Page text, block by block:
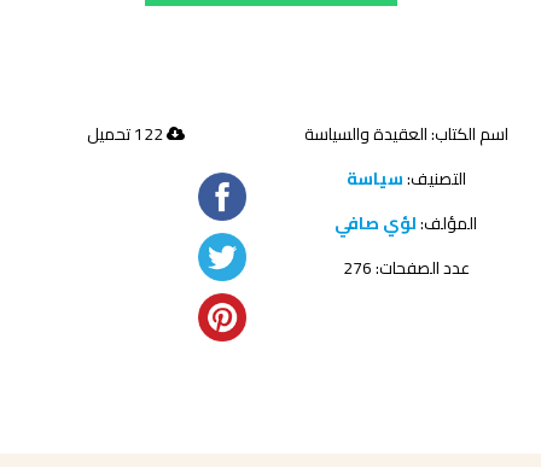
اسم الكتاب: العقيدة والسياسة
التصنيف:سياسة
المؤلف:لؤي صافي
عدد الصفحات: 276
122 تحميل